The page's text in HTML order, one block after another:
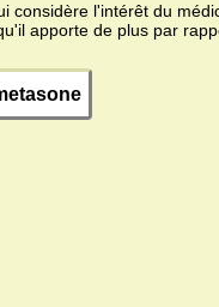
considère l'intérêt du
apporte de plus par